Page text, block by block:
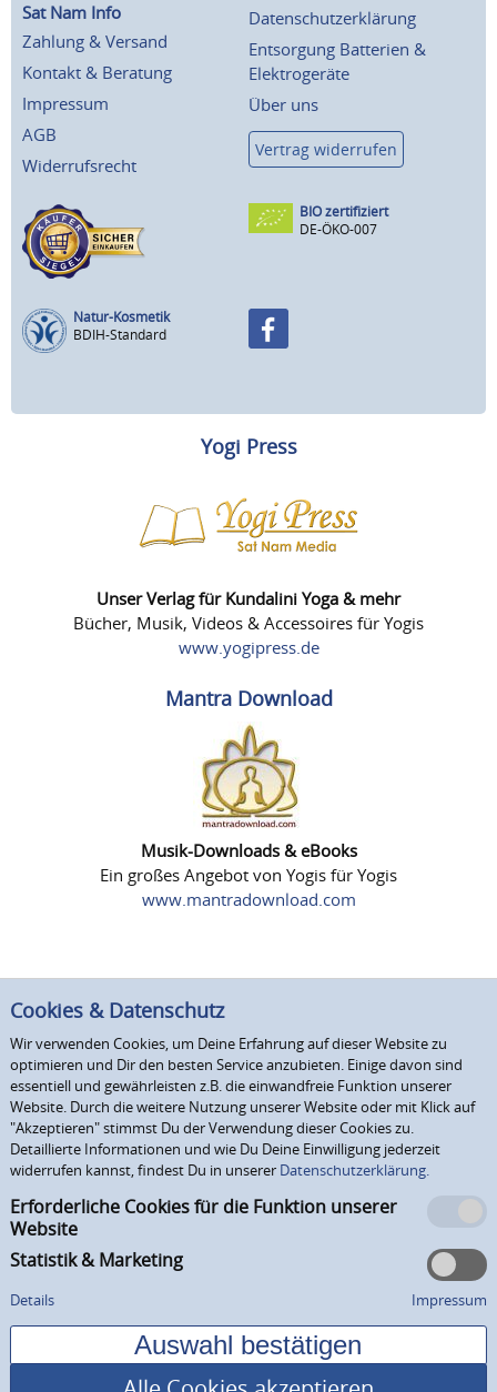
Sat Nam Info
Zahlung & Versand
Kontakt & Beratung
Impressum
AGB
Widerrufsrecht
Datenschutzerklärung
Entsorgung Batterien &
Elektrogeräte
Über uns
Vertrag widerrufen
BIO zertifiziert
DE-ÖKO-007
Natur-Kosmetik
BDIH-Standard
Yogi Press
Unser Verlag für Kundalini Yoga & mehr
Bücher, Musik, Videos & Accessoires für Yogis
www.yogipress.de
Mantra Download
Musik-Downloads & eBooks
Ein großes Angebot von Yogis für Yogis
www.mantradownload.com
Cookies & Datenschutz
Wir verwenden Cookies, um Deine Erfahrung auf dieser Website zu
optimieren und Dir den besten Service anzubieten. Einige davon sind
essentiell und gewährleisten z.B. die einwandfreie Funktion unserer
Website. Durch die weitere Nutzung unserer Website oder mit Klick auf
"Akzeptieren" stimmst Du der Verwendung dieser Cookies zu.
Detaillierte Informationen und wie Du Deine Einwilligung jederzeit
widerrufen kannst, findest Du in unserer Datenschutzerklärung.
Erforderliche Cookies für die Funktion unserer
Website
Statistik & Marketing
Details Impressum